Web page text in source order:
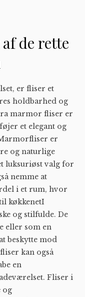
de rette
er fliser et
holdbarhed og
marmor fliser er
et elegant og
er
og naturlige
luksuriøst valg for
nemme at
i et rum, hvor
køkkenetI
og stilfulde. De
eller som en
beskytte mod
kan også
en
Fliser i
og